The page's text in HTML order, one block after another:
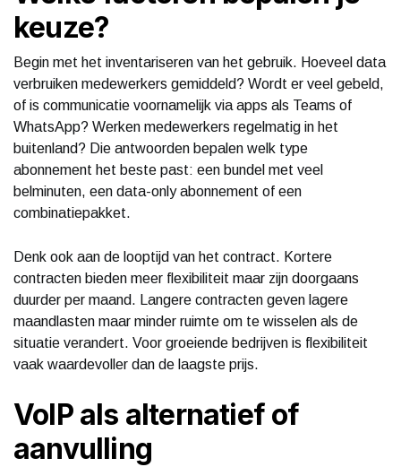
keuze?
Begin met het inventariseren van het gebruik. Hoeveel data
verbruiken medewerkers gemiddeld? Wordt er veel gebeld,
of is communicatie voornamelijk via apps als Teams of
WhatsApp? Werken medewerkers regelmatig in het
buitenland? Die antwoorden bepalen welk type
abonnement het beste past: een bundel met veel
belminuten, een data-only abonnement of een
combinatiepakket.
Denk ook aan de looptijd van het contract. Kortere
contracten bieden meer flexibiliteit maar zijn doorgaans
duurder per maand. Langere contracten geven lagere
maandlasten maar minder ruimte om te wisselen als de
situatie verandert. Voor groeiende bedrijven is flexibiliteit
vaak waardevoller dan de laagste prijs.
VoIP als alternatief of
aanvulling